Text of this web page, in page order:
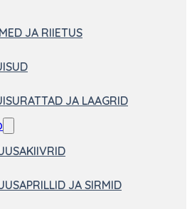
JA RIIETUS
JA LAAGRID
JA SIRMID